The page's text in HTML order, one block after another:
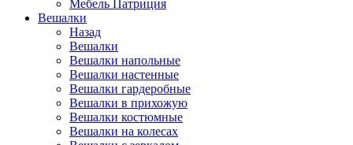
Мебель Патриция
Вешалки
Назад
Вешалки
Вешалки напольные
Вешалки настенные
Вешалки гардеробные
Вешалки в прихожую
Вешалки костюмные
Вешалки на колесах